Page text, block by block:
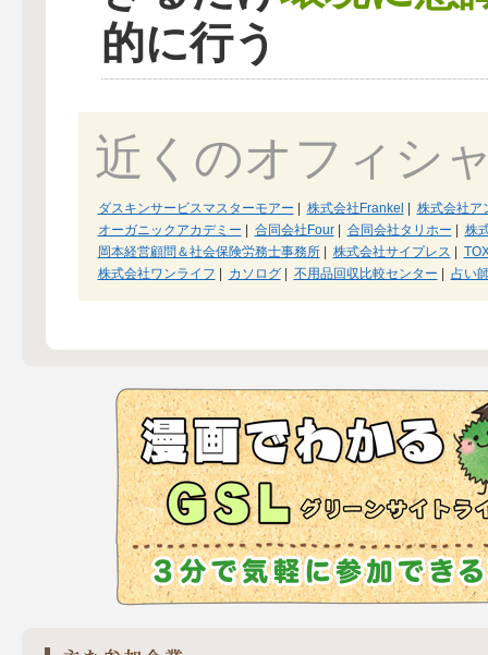
的に行う
近くのオフィシ
ダスキンサービスマスターモアー | 株式会社Frankel | 株式会社ア
オーガニックアカデミー | 合同会社Four| 合同会社タリホー | 株
岡本経営顧問＆社会保険労務士事務所| 株式会社サイプレス |
株式会社ワンライフ | カソログ| 不用品回収比較センター | 占い